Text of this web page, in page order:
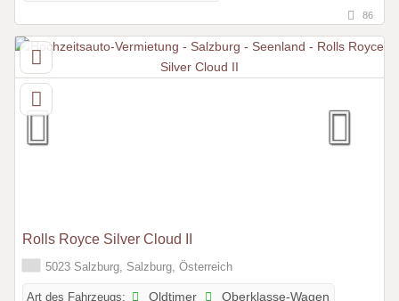
86
Rolls Royce Silver Cloud II
5023 Salzburg, Salzburg, Österreich
Art des Fahrzeugs: Oldtimer Oberklasse-Wagen